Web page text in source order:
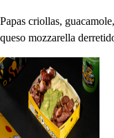
Papas criollas,
queso mozzarella